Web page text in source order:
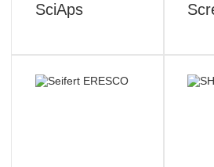
SciAps